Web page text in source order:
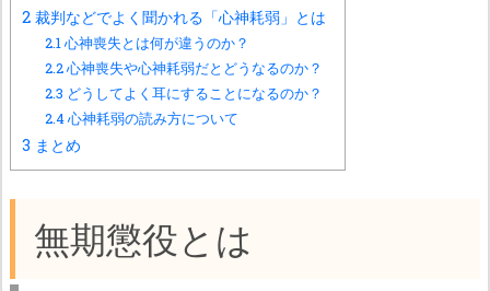
2 裁判などでよく聞かれる「心神耗弱」とは
2.1 心神喪失とは何が違うのか？
2.2心神喪失や心神耗弱だとどうなるのか？
2.3 どうしてよく耳にすることになるのか？
2.4心神耗弱の読み方について
3 まとめ
無期懲役とは